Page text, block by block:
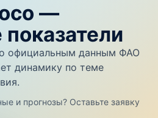
—
официальным данным ФАО
динамику по теме
и прогнозы? Оставьте заявку